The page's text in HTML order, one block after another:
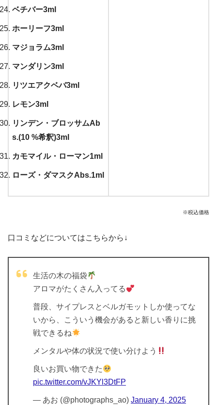
ベチバー3ml
ホーリーフ3ml
マジョラム3ml
マンダリン3ml
リツエアクベバ3ml
レモン3ml
リンデン・ブロッサムAb
s.(10 %希釈)3ml
カモマイル・ローマン1ml
ローズ・ダマスクAbs.1ml
※税込価格
口コミなどについてはこちらから↓
生活の木の福袋
アロマがたくさん入ってる
普段、サイプレスとベルガモットしか使ってな
いから、こういう機会があると新しい香りに挑
戦できるね
メンタルや体の状況で使い分けよう
良いお買い物できた
pic.twitter.com/vJKYl3DtFP
— あお (@photographs_ao) January 4, 2025